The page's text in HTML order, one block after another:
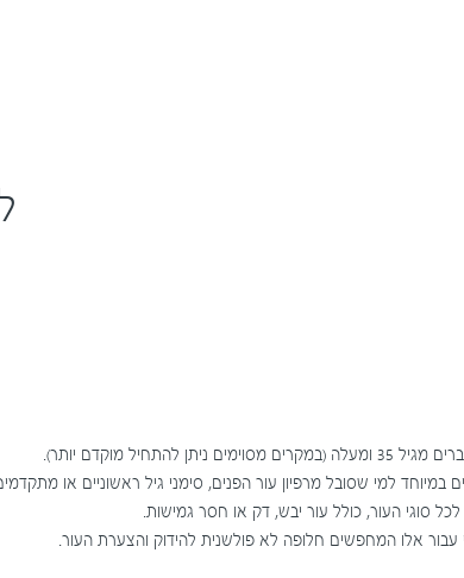
מסוימים ניתן להתחיל מוקדם יותר).
במיוחד למי שסובל מרפיון עור הפנים, סימני גיל ראשוניים או
סוגי העור, כולל עור יבש, דק או חסר גמישות.
עבור אלו המחפשים חלופה לא פולשנית להידוק והצערת העור.